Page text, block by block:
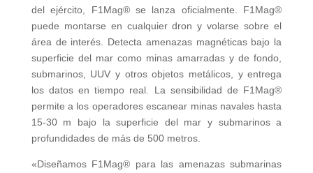
del ejército, F1Mag® se lanza oficialmente. F1Mag®
puede montarse en cualquier dron y volarse sobre el
área de interés. Detecta amenazas magnéticas bajo la
superficie del mar como minas amarradas y de fondo,
submarinos, UUV y otros objetos metálicos, y entrega
los datos en tiempo real. La sensibilidad de F1Mag®
permite a los operadores escanear minas navales hasta
15-30 m bajo la superficie del mar y submarinos a
profundidades de más de 500 metros.
«Diseñamos F1Mag® para las amenazas submarinas